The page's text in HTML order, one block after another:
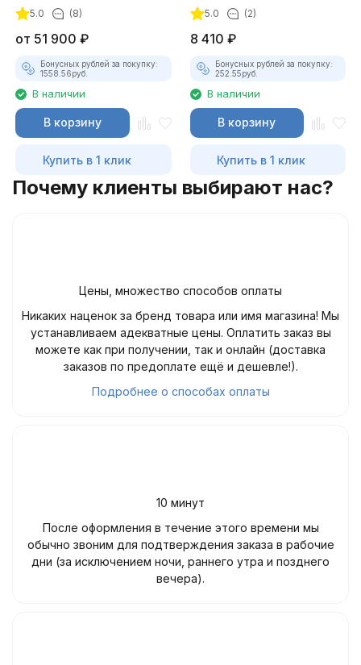
5.0 (8)
от 51 900 ₽
Бонусных рублей за покупку:
1558.56руб.
В наличии
В корзину
Купить в 1 клик
5.0 (2)
8 410 ₽
Бонусных рублей за покупку:
252.55руб.
В наличии
В корзину
Купить в 1 клик
Почему клиенты выбирают нас?
Цены, множество способов оплаты
Никаких наценок за бренд товара или имя магазина! Мы
устанавливаем адекватные цены. Оплатить заказ вы
можете как при получении, так и онлайн (доставка
заказов по предоплате ещё и дешевле!).
Подробнее о способах оплаты
10 минут
После оформления в течение этого времени мы
обычно звоним для подтверждения заказа в рабочие
дни (за исключением ночи, раннего утра и позднего
вечера).